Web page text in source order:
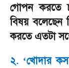
গোপন করতে
বিষয় বলেছেন
করতে এতটা
২. ‘খোদার